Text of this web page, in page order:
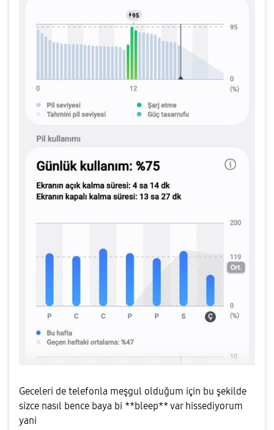
Geceleri de telefonla meşgul olduğum için bu şekilde
sizce nasıl bence baya bi **bleep** var hissediyorum
yani